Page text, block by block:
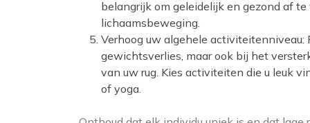
belangrijk om geleidelijk en gezond af
lichaamsbeweging.
Verhoog uw algehele
gewichtsverlies, maar ook bij het
van uw rug. Kies activiteiten die u leuk
of yoga.